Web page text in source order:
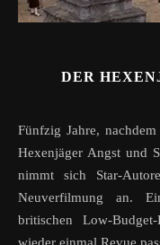
DER
Fünfzig Jahre, nachdem Jungregisseur Michael Reeves mit Der
Hexenjäger Angst und
nimmt sich Star-
Neuverfilmung an.
britischen Low-